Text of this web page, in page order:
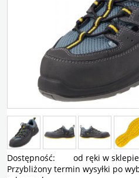
Dostępność:
od ręki w
Przybliżony termin wysyłki po